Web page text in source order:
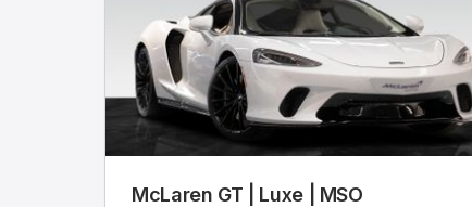
McLaren GT | Luxe | MSO